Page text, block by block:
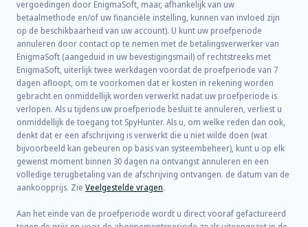
vergoedingen door EnigmaSoft, maar, afhankelijk van uw
betaalmethode en/of uw financiële instelling, kunnen van invloed zijn
op de beschikbaarheid van uw account). U kunt uw proefperiode
annuleren door contact op te nemen met de betalingsverwerker van
EnigmaSoft (aangeduid in uw bevestigingsmail) of rechtstreeks met
EnigmaSoft, uiterlijk twee werkdagen voordat de proefperiode van 7
dagen afloopt, om te voorkomen dat er kosten in rekening worden
gebracht en onmiddellijk worden verwerkt nadat uw proefperiode is
verlopen. Als u tijdens uw proefperiode besluit te annuleren, verliest u
onmiddellijk de toegang tot SpyHunter. Als u, om welke reden dan ook,
denkt dat er een afschrijving is verwerkt die u niet wilde doen (wat
bijvoorbeeld kan gebeuren op basis van systeembeheer), kunt u op elk
gewenst moment binnen 30 dagen na ontvangst annuleren en een
volledige terugbetaling van de afschrijving ontvangen. de datum van de
aankoopprijs. Zie Veelgestelde vragen.
Aan het einde van de proefperiode wordt u direct vooraf gefactureerd